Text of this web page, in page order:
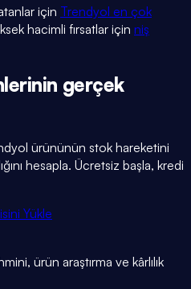
için Trendyol en çok
hacimli fırsatlar için niş
gerçek
ürününün stok hareketini
hesapla. Ücretsiz başla, kredi
Yükle
ürün araştırma ve kârlılık